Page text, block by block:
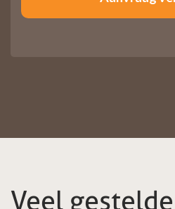
Veel gestelde